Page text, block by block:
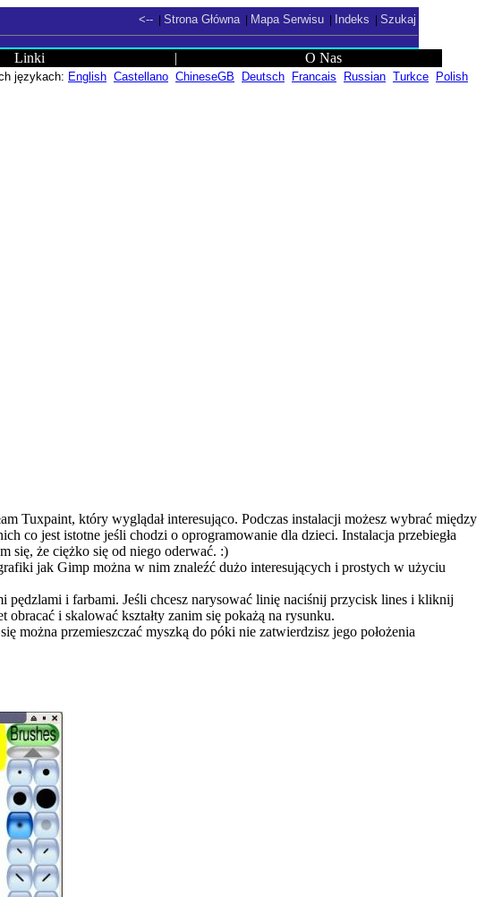
<--| Strona Główna| Mapa Serwisu| Indeks Szukaj
Linki | O Nas
językach: English Castellano ChineseGB Deutsch Francais Russian Turkce Polish
Tuxpaint, który wyglądał interesująco. Podczas instalacji możesz wybrać między
co jest istotne jeśli chodzi o oprogramowanie dla dzieci. Instalacja przebiegła
się, że ciężko się od niego oderwać. :)
jak Gimp można w nim znaleźć dużo interesujących i prostych w użyciu
i farbami. Jeśli chcesz narysować linię naciśnij przycisk lines i kliknij
i skalować kształty zanim się pokażą na rysunku.
przemieszczać myszką do póki nie zatwierdzisz jego położenia